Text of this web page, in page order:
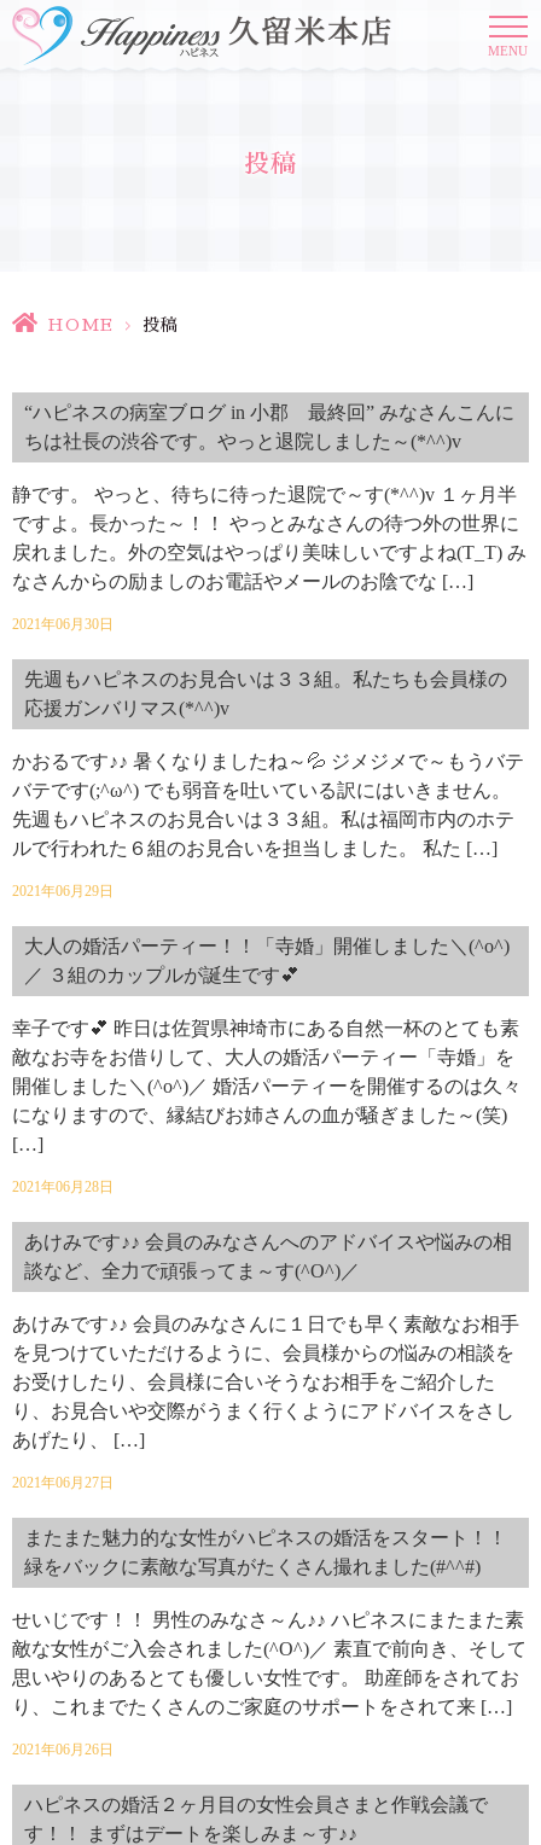
MENU
投稿
HOME > 投稿
“ハピネスの病室ブログ in 小郡 最終回” みなさんこんに
ちは社長の渋谷です。やっと退院しました～(*^^)v
静です。 やっと、待ちに待った退院で～す(*^^)v １ヶ月半
ですよ。長かった～！！ やっとみなさんの待つ外の世界に
戻れました。外の空気はやっぱり美味しいですよね(T_T) み
なさんからの励ましのお電話やメールのお陰でな […]
2021年06月30日
先週もハピネスのお見合いは３３組。私たちも会員様の
応援ガンバリマス(*^^)v
かおるです♪♪ 暑くなりましたね～💦 ジメジメで～もうバテ
バテです(;^ω^) でも弱音を吐いている訳にはいきません。
先週もハピネスのお見合いは３３組。私は福岡市内のホテ
ルで行われた６組のお見合いを担当しました。 私た […]
2021年06月29日
大人の婚活パーティー！！「寺婚」開催しました＼(^o^)
／ ３組のカップルが誕生です💕
幸子です💕 昨日は佐賀県神埼市にある自然一杯のとても素
敵なお寺をお借りして、大人の婚活パーティー「寺婚」を
開催しました＼(^o^)／ 婚活パーティーを開催するのは久々
になりますので、縁結びお姉さんの血が騒ぎました～(笑)
[…]
2021年06月28日
あけみです♪♪ 会員のみなさんへのアドバイスや悩みの相
談など、全力で頑張ってま～す(^O^)／
あけみです♪♪ 会員のみなさんに１日でも早く素敵なお相手
を見つけていただけるように、会員様からの悩みの相談を
お受けしたり、会員様に合いそうなお相手をご紹介した
り、お見合いや交際がうまく行くようにアドバイスをさし
あげたり、 […]
2021年06月27日
またまた魅力的な女性がハピネスの婚活をスタート！！
緑をバックに素敵な写真がたくさん撮れました(#^^#)
せいじです！！ 男性のみなさ～ん♪♪ ハピネスにまたまた素
敵な女性がご入会されました(^O^)／ 素直で前向き、そして
思いやりのあるとても優しい女性です。 助産師をされてお
り、これまでたくさんのご家庭のサポートをされて来 […]
2021年06月26日
ハピネスの婚活２ヶ月目の女性会員さまと作戦会議で
す！！ まずはデートを楽しみま～す♪♪